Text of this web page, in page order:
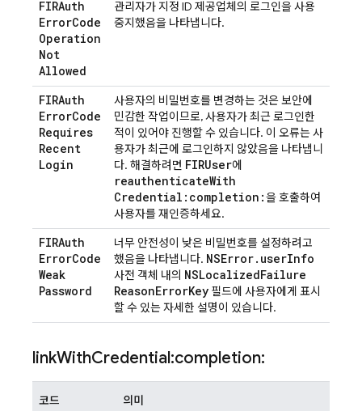
FIRAuth
ErrorCode
Operation
Not
Allowed
관리자가 지정 ID 제공업체의 로그인을 사용
중지했음을 나타냅니다.
FIRAuth
ErrorCode
Requires
Recent
Login
사용자의 비밀번호를 변경하는 것은 보안에
민감한 작업이므로, 사용자가 최근 로그인한
적이 있어야 진행할 수 있습니다. 이 오류는 사
용자가 최근에 로그인하지 않았음을 나타냅니
다. 해결하려면 FIRUser에
reauthenticateWith
Credential:completion:을 호출하여
사용자를 재인증하세요.
FIRAuth
ErrorCode
Weak
Password
너무 안전성이 낮은 비밀번호를 설정하려고
했음을 나타냅니다. NSError. userInfo
사전 객체 내의 NSLocalizedFailure
ReasonErrorKey 필드에 사용자에게 표시
할 수 있는 자세한 설명이 있습니다.
linkWithCredential:completion:
코드 의미